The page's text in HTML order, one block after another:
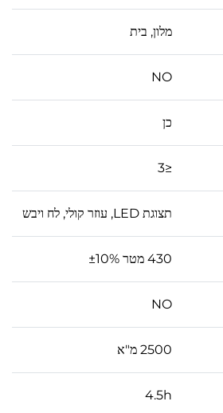
מלון, בית
NO
כן
≤3
תצוגת LED, עוזר קולי, לח ויבש
430 מטר ±10%
NO
2500 מ"א
4.5h